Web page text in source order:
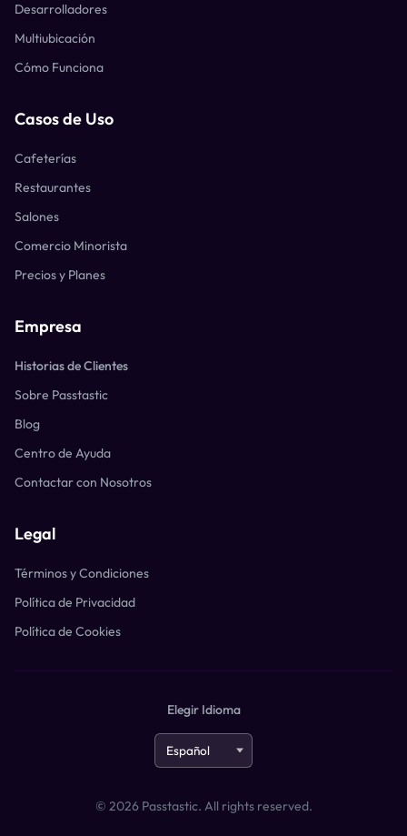
Desarrolladores
Multiubicación
Cómo Funciona
Casos de Uso
Cafeterías
Restaurantes
Salones
Comercio Minorista
Precios y Planes
Empresa
Historias de Clientes
Sobre Passtastic
Blog
Centro de Ayuda
Contactar con Nosotros
Legal
Términos y Condiciones
Política de Privacidad
Política de Cookies
Elegir Idioma
© 2026Passtastic. All rights reserved.